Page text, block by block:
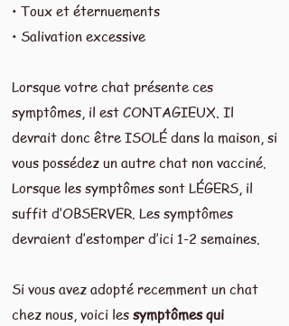
• Toux et éternuements
• Salivation excessive
Lorsque votre chat présente ces
symptômes, il est CONTAGIEUX. Il
devrait donc être ISOLÉ dans la maison, si
vous possédez un autre chat non vacciné.
Lorsque les symptômes sont LÉGERS, il
suffit d’OBSERVER. Les symptômes
devraient d’estomper d’ici 1-2 semaines.
Si vous avez adopté recemment un chat
chez nous, voici les symptômes qui